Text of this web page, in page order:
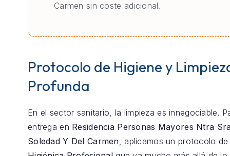
Carmen sin coste adicional.
Protocolo de Higiene y
Profunda
En el sector sanitario, la limpieza es innegociable.
entrega en Residencia Personas Mayores Ntra
Soledad Y Del Carmen , aplicamos un protocolo